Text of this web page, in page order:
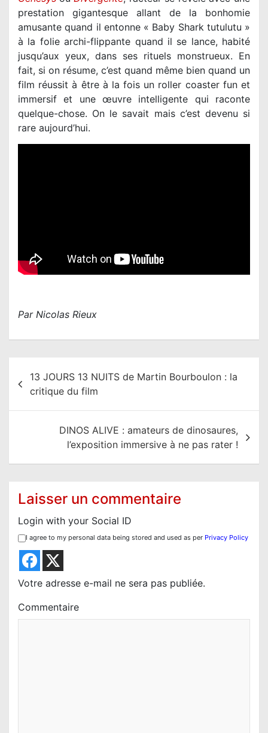
prestation gigantesque allant de la bonhomie
amusante quand il entonne « Baby Shark tutulutu »
à la folie archi-flippante quand il se lance, habité
jusqu’aux yeux, dans ses rituels monstrueux. En
fait, si on résume, c’est quand même bien quand un
film réussit à être à la fois un roller coaster fun et
immersif et une œuvre intelligente qui raconte
quelque-chose. On le savait mais c’est devenu si
rare aujourd’hui.
Par Nicolas Rieux
d
13 JOURS 13 NUITS de Martin Bourboulon : la
critique du film
DINOS ALIVE : amateurs de dinosaures,
l’exposition immersive à ne pas rater !
Laisser un commentaire
Login with your Social ID
I agree to my personal data being stored and used as per Privacy Policy
Votre adresse e-mail ne sera pas publiée.
Commentaire